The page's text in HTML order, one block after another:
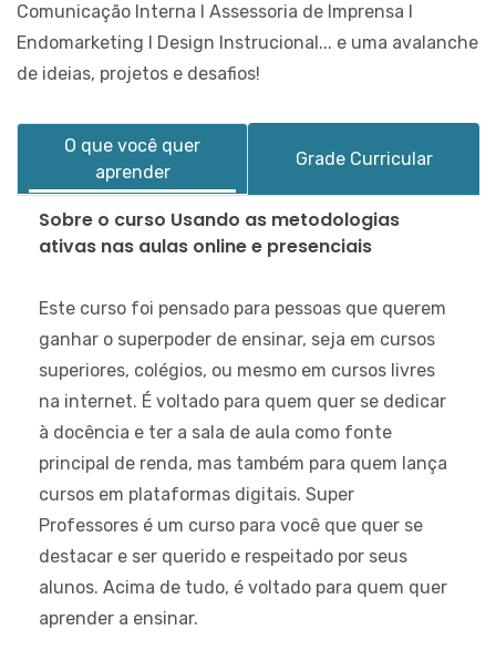
Comunicação Interna I Assessoria de Imprensa I
Endomarketing I Design Instrucional... e uma avalanche
de ideias, projetos e desafios!
O que você quer
aprender
Grade Curricular
Sobre o curso Usando as metodologias
ativas nas aulas online e presenciais
Este curso foi pensado para pessoas que querem
ganhar o superpoder de ensinar, seja em cursos
superiores, colégios, ou mesmo em cursos livres
na internet. É voltado para quem quer se dedicar
à docência e ter a sala de aula como fonte
principal de renda, mas também para quem lança
cursos em plataformas digitais. Super
Professores é um curso para você que quer se
destacar e ser querido e respeitado por seus
alunos. Acima de tudo, é voltado para quem quer
aprender a ensinar.